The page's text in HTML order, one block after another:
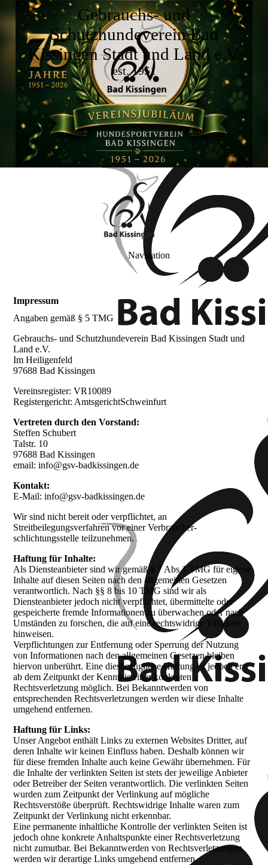
Gebrauchs- und
Schutzhundeverein Bad
Kissingen Stadt und Land e.V.
est. 1951
Navigation
Impressum
Angaben gemäß § 5 TMG
Gebrauchs- und Schutzhundeverein Bad Kissingen Stadt und
Land e.V.
Im Heiligenfeld
97688 Bad Kissingen
Vereinsregister: VR10089
Registergericht: AmtsgerichtSchweinfurt
Vertreten durch den Vorstand:
Steffen Schubert
Talstr. 10
97688 Bad Kissingen
email: info@gsv-badkissingen.de
Kontakt:
E-Mail: info@gsv-badkissingen.de
Wir sind nicht bereit oder verpflichtet, an
Streitbeilegungsverfahren vor einer Verbraucher-
schlichtungsstelle teilzunehmen.
Haftung für Inhalte:
Als Diensteanbieter sind wir gemäß § 7 Abs.1 TMG für eigene
Inhalte auf diesen Seiten nach den allgemeinen Gesetzen
verantwortlich. Nach §§ 8 bis 10 TMG sind wir als
Diensteanbieter jedoch nicht verpflichtet, übermittelte oder
gespeicherte fremde Informationen zu überwachen oder nach
Umständen zu forschen, die auf eine rechtswidrige Tätigkeit
hinweisen.
Verpflichtungen zur Entfernung oder Sperrung der Nutzung
von Informationen nach den allgemeinen Gesetzen bleiben
hiervon unberührt. Eine diesbezügliche Haftung ist jedoch erst
ab dem Zeitpunkt der Kenntnis einer konkreten
Rechtsverletzung möglich. Bei Bekanntwerden von
entsprechenden Rechtsverletzungen werden wir diese Inhalte
umgehend entfernen.
Haftung für Links:
Unser Angebot enthält Links zu externen Websites Dritter, auf
deren Inhalte wir keinen Einfluss haben. Deshalb können wir
für diese fremden Inhalte auch keine Gewähr übernehmen. Für
die Inhalte der verlinkten Seiten ist stets der jeweilige Anbieter
oder Betreiber der Seiten verantwortlich. Die verlinkten Seiten
wurden zum Zeitpunkt der Verlinkung auf mögliche
Rechtsverstöße überprüft. Rechtswidrige Inhalte waren zum
Zeitpunkt der Verlinkung nicht erkennbar.
Eine permanente inhaltliche Kontrolle der verlinkten Seiten ist
jedoch ohne konkrete Anhaltspunkte einer Rechtsverletzung
nicht zumutbar. Bei Bekanntwerden von Rechtsverletzungen
werden wir derartige Links umgehend entfernen.